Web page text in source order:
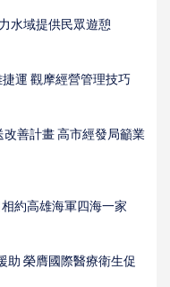
水域提供民眾遊憩
運 觀摩經營管理技巧
善計畫 高市經發局籲業
約高雄海軍四海一家
助 榮膺國際醫療衛生促